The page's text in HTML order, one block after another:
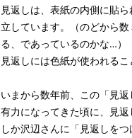
見返しは、表紙の内側に貼
立しています。（のどから
る、であっているのかな…）
見返しには色紙が使われる
いまから数年前、この「見
有力になってきた頃に、見
しか沢辺さんに「見返しを